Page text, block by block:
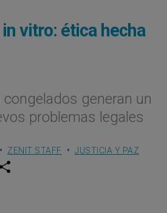
vitro: ética hecha
generan un
problemas legales
ZENIT STAFF JUSTICIA Y PAZ
w